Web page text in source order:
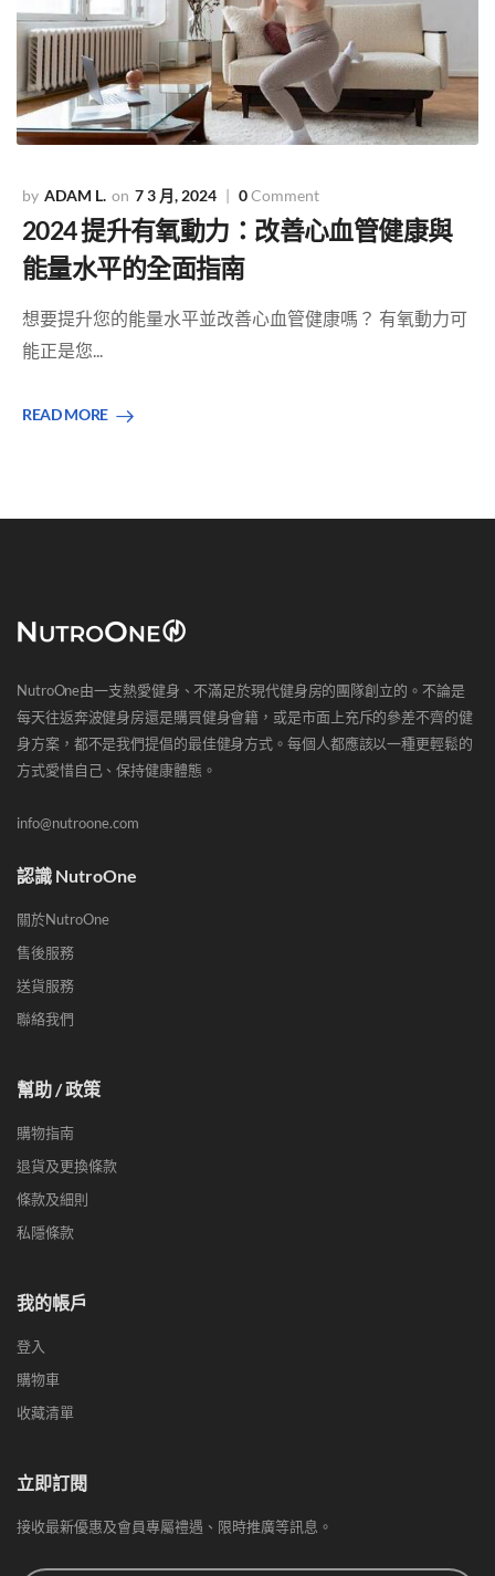
ADAM L. 7 3 月, 2024 0Comment
2024 提升有氧動力：改善心血管健康與
能量水平的全面指南
想要提升您的能量水平並改善心血管健康嗎？ 有氧動力可
能正是您...
READ MORE
NutroOne由一支熱愛健身、不滿足於現代健身房的團隊創立的。不論是
每天往返奔波健身房還是購買健身會籍，或是市面上充斥的參差不齊的健
身方案，都不是我們提倡的最佳健身方式。每個人都應該以一種更輕鬆的
方式愛惜自己、保持健康體態。
info@nutroone.com
認識 NutroOne
關於NutroOne
售後服務
送貨服務
聯絡我們
幫助 / 政策
購物指南
退貨及更換條款
條款及細則
私隱條款
我的帳戶
登入
購物車
收藏清單
立即訂閱
接收最新優惠及會員專屬禮遇、限時推廣等訊息。